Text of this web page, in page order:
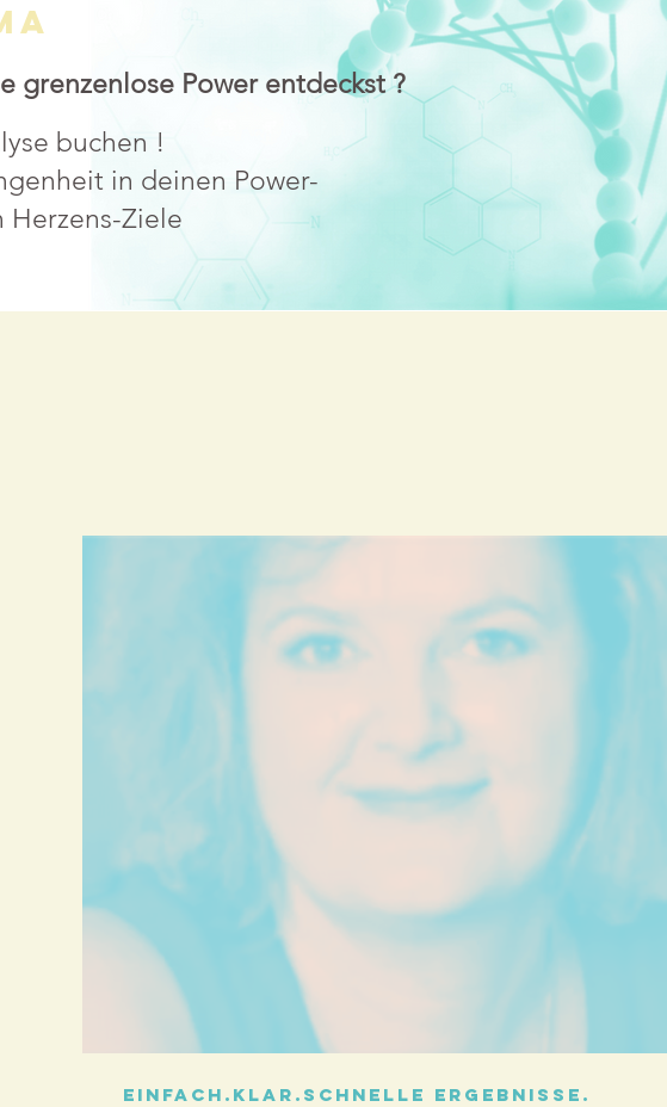
grenzenlose Power entdeckst ?
buchen !
in deinen Power-
Ziele
Einfach.Klar.Schnelle Ergebnisse.